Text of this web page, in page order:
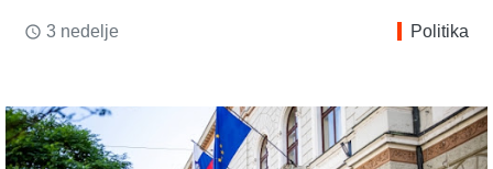
access_time 3 nedelje Politika